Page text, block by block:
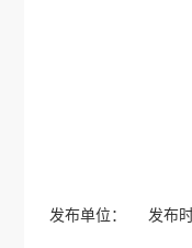
发布单位： 发布